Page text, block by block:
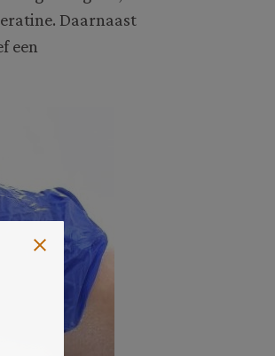
Daarnaast
een